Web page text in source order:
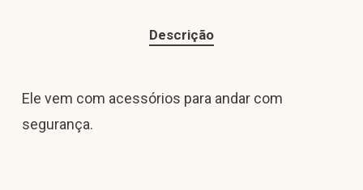
Descrição
Ele vem com acessórios para andar com
segurança.